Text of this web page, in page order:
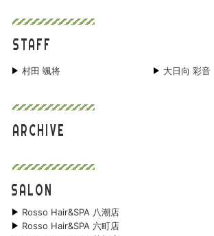
STAFF
村田 颯将 大日向 彩音
ARCHIVE
SALON
Rosso Hair&SPA 八潮店
Rosso Hair&SPA 六町店